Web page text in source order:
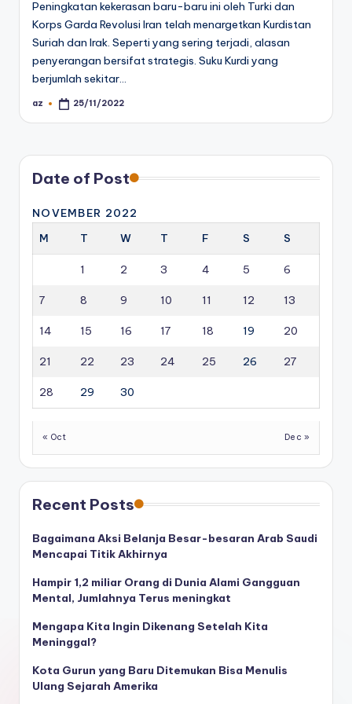
Peningkatan kekerasan baru-baru ini oleh Turki dan
Korps Garda Revolusi Iran telah menargetkan Kurdistan
Suriah dan Irak. Seperti yang sering terjadi, alasan
penyerangan bersifat strategis. Suku Kurdi yang
berjumlah sekitar…
Posted
az 25/11/2022
Date of Post
NOVEMBER 2022
M
T W T F S S
1 2 3 4 5 6
7 8 9 10 11 12 13
14 15 16 17 18 19 20
21 22 23 24 25 26 27
28 29 30
« Oct Dec »
Recent Posts
Bagaimana Aksi Belanja Besar-besaran Arab Saudi
Mencapai Titik Akhirnya
Hampir 1,2 miliar Orang di Dunia Alami Gangguan
Mental, Jumlahnya Terus meningkat
Mengapa Kita Ingin Dikenang Setelah Kita
Meninggal?
Kota Gurun yang Baru Ditemukan Bisa Menulis
Ulang Sejarah Amerika